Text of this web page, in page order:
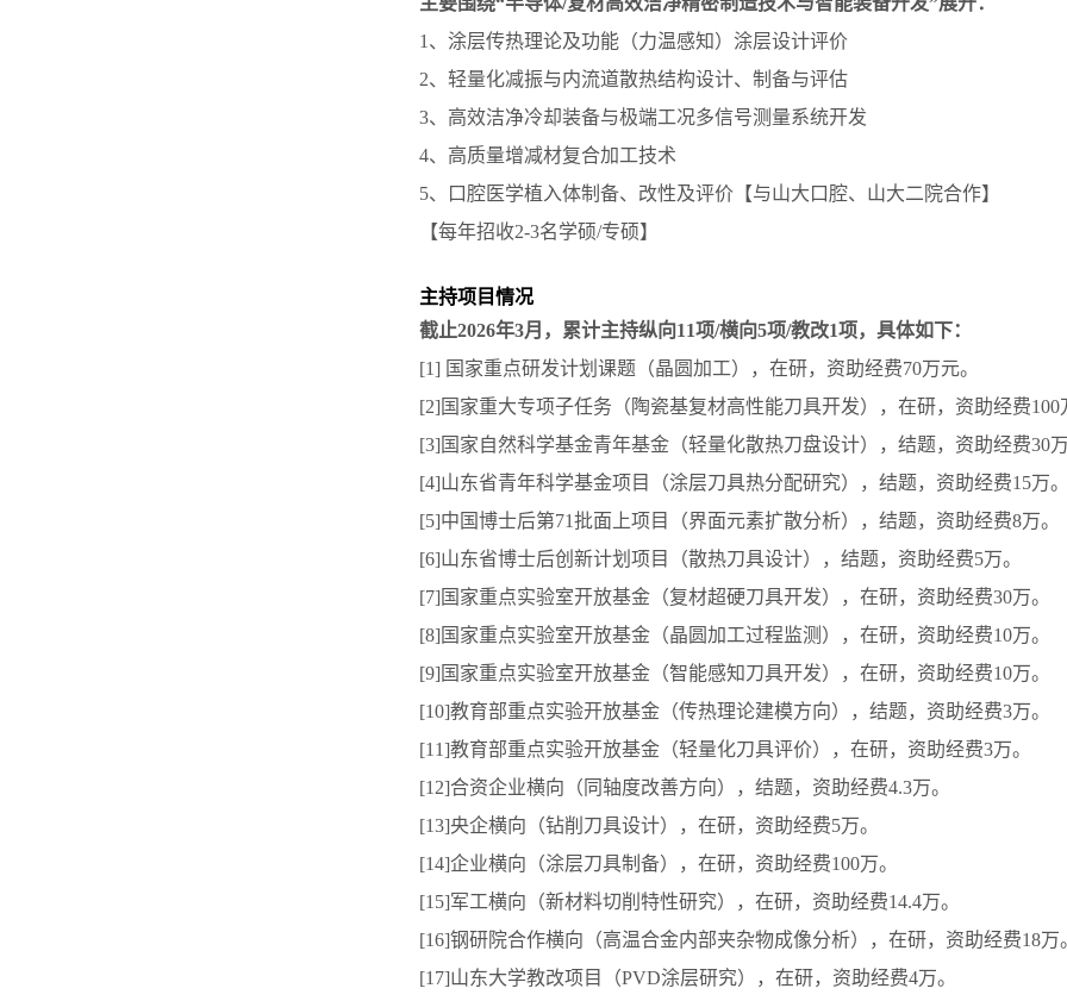
1、 涂层传热理论及功能（力温感知）涂层设计评价
2、 轻量化减振与内流道散热结构设计、制备与评估
3、 高效洁净冷却装备与极端工况多信号测量系统开发
4、 高质量增减材复合加工技术
5、
口腔医学植入体制备、改性及评价【与山大口腔、山大二院合作】
【每年招收2-3名学硕/专硕】
主持项目情况
截止2026年3月，累计主持纵向11项/横向5项/教改1项，具体如下：
[1] 国家重点研发计划课题（晶圆加工），在研，资助经费70万元。
[2]国家重大专项子任务（陶瓷基复材高性能刀具开发），在研，资助经费100
[3]国家自然科学基金青年基金（轻量化散热刀盘设计），结题，资助经费30
[4]山东省青年科学基金项目（涂层刀具热分配研究），结题，资助经费1 5万。
[5]中国博士后第71批面上项目（界面元素扩散分析），结题，资助经费8万。
[6]山东省博士后创新计划项目（散热刀具设计），结题，资助经费5万。
[7]国家重点实验室开放基金（复材超硬刀具开发）
，在研，资助经费30万。
[8]国家重点实验室开放基金（晶圆加工过程监测），在研，资助经费10万。
[9]国家重点实验室开放基金（智能感知刀具开发），在研，资助经费10万。
[10]教育部重点实验开放基金（传热理论建模方向），结题，资助经费3万。
[11]教育部重点实验开放基金（轻量化刀具评价），在研，资助经费3万。
[12]合资企业横向 （ 同轴度改善方向）
，结题，资助经费4.3万。
[13]央企横向 （钻削刀具设计）
，在研，资助经费5万。
[14]企业横向 （涂层刀具制备）
，在研，资助经费100万。
[15]军工横向 （新材料切削特性研究）
，在研，资助经费14.4万。
[16]钢研院合作横向（高温合金内部夹杂物成像分析），在研，资助经费18万
[17]山东大学教改项目 （PVD涂层研究） ，在研，资助经费4万。